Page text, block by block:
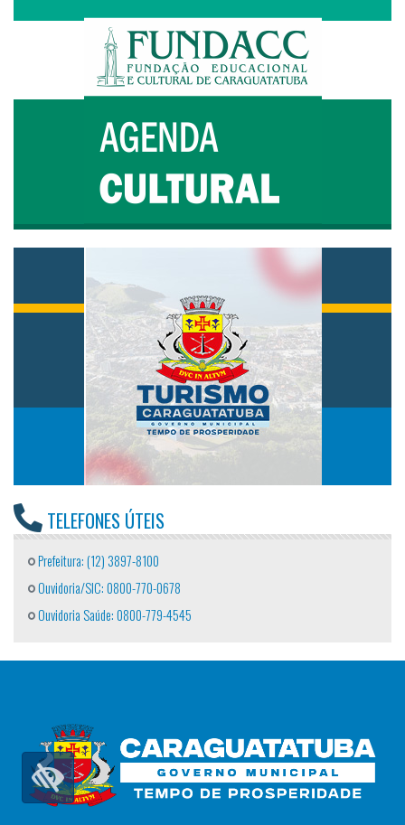
TELEFONES ÚTEIS
Prefeitura: (12) 3897-8100
Ouvidoria/SIC: 0800-770-0678
Ouvidoria Saúde: 0800-779-4545